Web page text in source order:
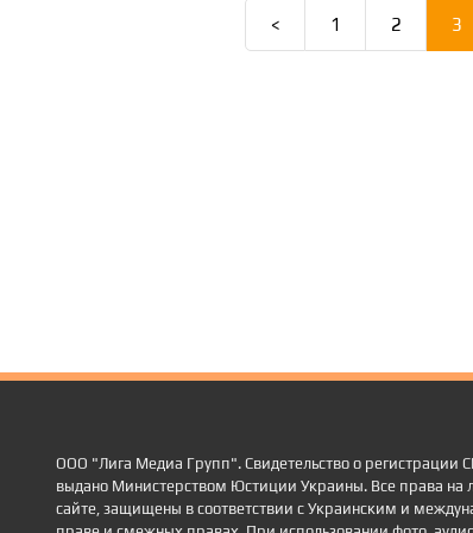
< 1 2 3
ООО "Лига Медиа Групп". Свидетельство о
выдано Министерством Юстиции Украины. Все права на
сайте, защищены в соответствии с Украинским и